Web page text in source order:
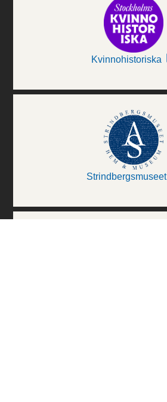
Kvinnohistoriska
Strindbergsmuseet